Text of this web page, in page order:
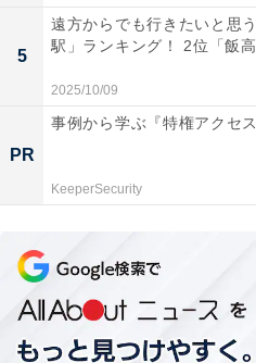
1位：箕面公園周辺ルー
1位は、大阪が誇る名勝「箕
た。目的地となる「箕面大滝
の澄み切った空気の中でより
からのアクセスが抜群であり
喫できるのが最大の魅力。周
5
遠方からでも行きたいと思
駅」ランキング！ 2位「飯
2025/10/09
PR
事例から学ぶ『特権アクセス
KeeperSecurity